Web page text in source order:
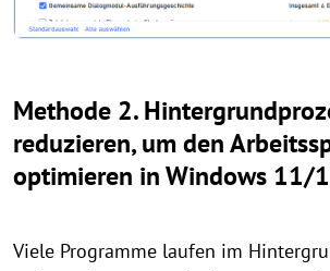
Methode 2.
reduzieren, um den
optimieren in Windows 11/
Viele Programme laufen im